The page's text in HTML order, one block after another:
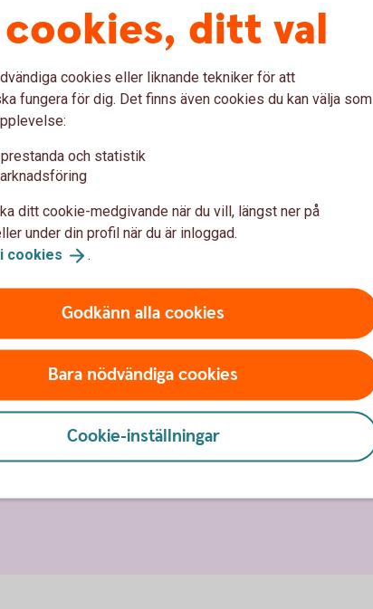
i Gnosjö
cookies, ditt val
cookies eller liknande tekniker för att
fungera för dig. Det finns även cookies du kan välja som
prestanda och statistik
ditt cookie-medgivande när du vill, längst ner på
under din profil när du är inloggad.
cookies .
Godkänn alla cookies
Bara nödvändiga cookies
Cookie-inställningar